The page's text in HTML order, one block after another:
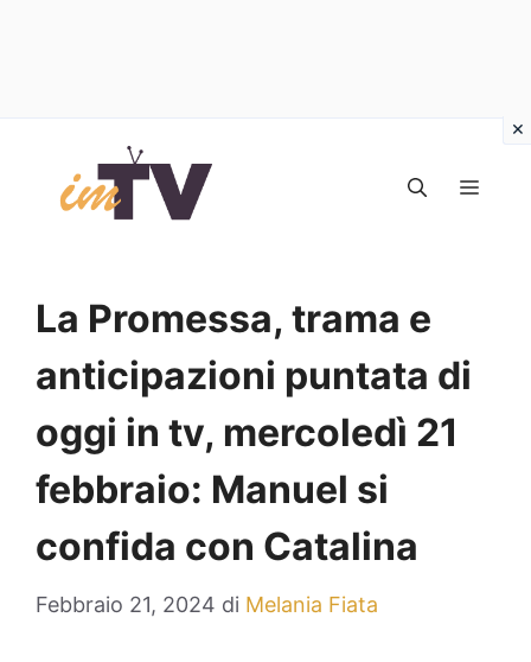
contenuto
La Promessa, trama e
anticipazioni puntata di
oggi in tv, mercoledì 21
febbraio: Manuel si
confida con Catalina
Febbraio 21, 2024 di Melania Fiata